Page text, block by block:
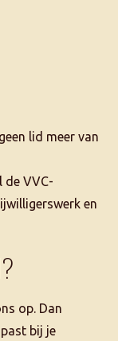
lid meer van
VVC-
en
op. Dan
bij je